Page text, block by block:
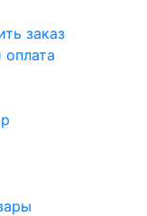
заказ